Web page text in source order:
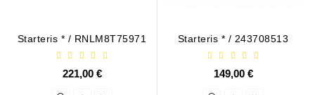
Starteris * / RNLM8T75971
221,00 €
Starteris * / 243708513
149,00 €